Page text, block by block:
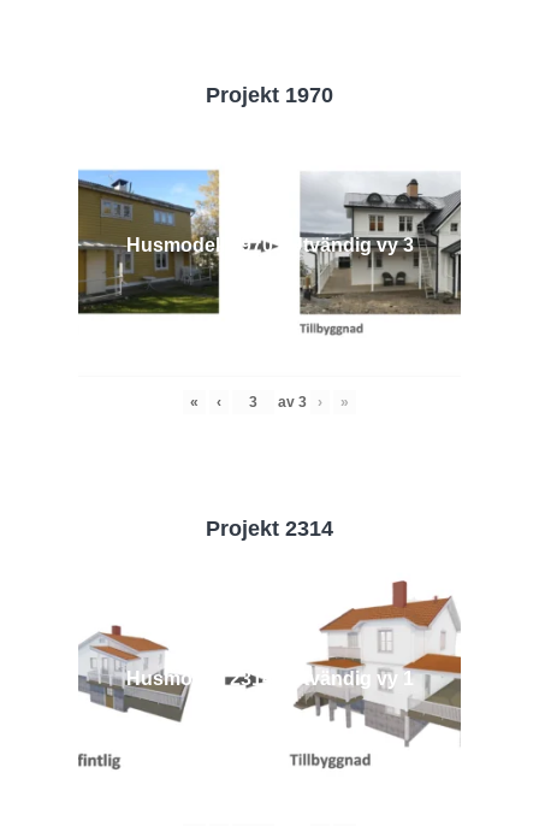
Projekt 1970
Husmodell 1970 - Utvändig vy 3
« ‹ av 3 › »
Projekt 2314
Husmodell 2314 - Utvändig vy 1